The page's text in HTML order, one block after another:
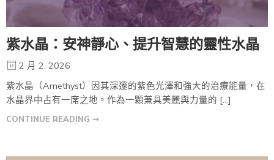
紫水晶：安神靜心、提升智慧的靈性水晶
2 月 2, 2026
紫水晶（Amethyst）因其深邃的紫色光澤和強大的治療能量，在
水晶界中占有一席之地。作為一顆兼具美麗與力量的 […]
CONTINUE READING ➞